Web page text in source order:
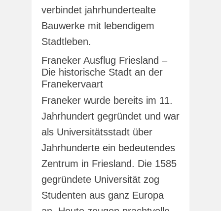
verbindet jahrhundertealte
Bauwerke mit lebendigem
Stadtleben.
Franeker Ausflug Friesland –
Die historische Stadt an der
Franekervaart
Franeker wurde bereits im 11.
Jahrhundert gegründet und war
als Universitätsstadt über
Jahrhunderte ein bedeutendes
Zentrum in Friesland. Die 1585
gegründete Universität zog
Studenten aus ganz Europa